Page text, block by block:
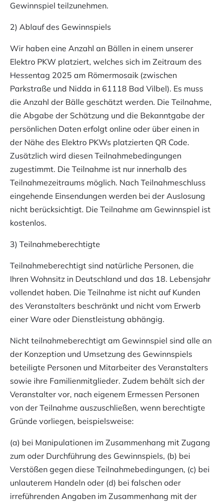
Gewinnspiel teilzunehmen.
2) Ablauf des Gewinnspiels
Wir haben eine Anzahl an Bällen in einem unserer
Elektro PKW platziert, welches sich im Zeitraum des
Hessentag 2025 am Römermosaik (zwischen
Parkstraße und Nidda in 61118 Bad Vilbel). Es muss
die Anzahl der Bälle geschätzt werden. Die Teilnahme,
die Abgabe der Schätzung und die Bekanntgabe der
persönlichen Daten erfolgt online oder über einen in
der Nähe des Elektro PKWs platzierten QR Code.
Zusätzlich wird diesen Teilnahmebedingungen
zugestimmt. Die Teilnahme ist nur innerhalb des
Teilnahmezeitraums möglich. Nach Teilnahmeschluss
eingehende Einsendungen werden bei der Auslosung
nicht berücksichtigt. Die Teilnahme am Gewinnspiel ist
kostenlos.
3) Teilnahmeberechtigte
Teilnahmeberechtigt sind natürliche Personen, die
Ihren Wohnsitz in Deutschland und das 18. Lebensjahr
vollendet haben. Die Teilnahme ist nicht auf Kunden
des Veranstalters beschränkt und nicht vom Erwerb
einer Ware oder Dienstleistung abhängig.
Nicht teilnahmeberechtigt am Gewinnspiel sind alle an
der Konzeption und Umsetzung des Gewinnspiels
beteiligte Personen und Mitarbeiter des Veranstalters
sowie ihre Familienmitglieder. Zudem behält sich der
Veranstalter vor, nach eigenem Ermessen Personen
von der Teilnahme auszuschließen, wenn berechtigte
Gründe vorliegen, beispielsweise:
(a) bei Manipulationen im Zusammenhang mit Zugang
zum oder Durchführung des Gewinnspiels, (b) bei
Verstößen gegen diese Teilnahmebedingungen, (c) bei
unlauterem Handeln oder (d) bei falschen oder
irreführenden Angaben im Zusammenhang mit der
Animationen
ausschalten